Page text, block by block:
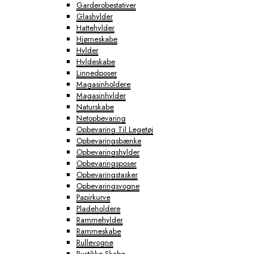
Garderobestativer
Glashylder
Hattehylder
Hjørneskabe
Hylder
Hyldeskabe
Linnedposer
Magasinholdere
Magasinhylder
Naturskabe
Netopbevaring
Opbevaring Til Legetøj
Opbevaringsbænke
Opbevaringshylder
Opbevaringsposer
Opbevaringstasker
Opbevaringsvogne
Papirkurve
Pladeholdere
Rammehylder
Rammeskabe
Rullevogne